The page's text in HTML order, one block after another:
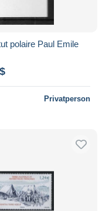
polaire Paul Emile
Privatperson